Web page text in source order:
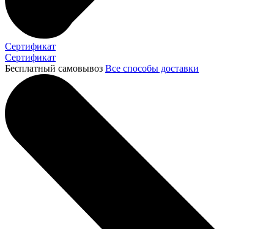
Сертификат
Сертификат
Бесплатный самовывоз Все способы доставки